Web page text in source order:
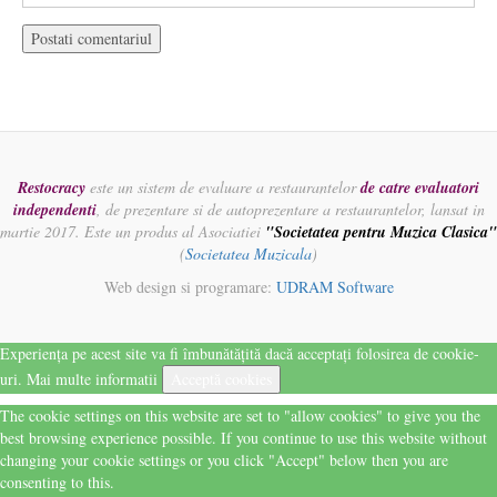
Restocracy este un sistem de evaluare a restaurantelorde catre evaluatori
independenti, de prezentare si de autoprezentare a restaurantelor, lansat in
martie 2017. Este un produs al Asociatiei "Societatea pentru Muzica Clasica"
(Societatea Muzicala)
Web design si programare: UDRAM Software
Experiența pe acest site va fi îmbunătățită dacă acceptați folosirea de cookie-
uri. Mai multe informatii
The cookie settings on this website are set to "allow cookies" to give you the
best browsing experience possible. If you continue to use this website without
changing your cookie settings or you click "Accept" below then you are
consenting to this.